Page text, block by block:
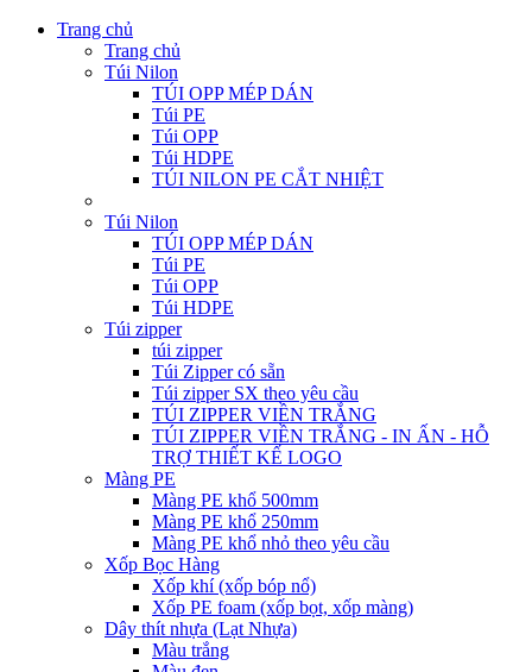
Trang chủ
Trang chủ
Túi Nilon
TÚI OPP MÉP DÁN
Túi PE
Túi OPP
Túi HDPE
TÚI NILON PE CẮT NHIỆT
Túi Nilon
TÚI OPP MÉP DÁN
Túi PE
Túi OPP
Túi HDPE
Túi zipper
túi zipper
Túi Zipper có sẵn
Túi zipper SX theo yêu cầu
TÚI ZIPPER VIỀN TRẮNG
TÚI ZIPPER VIỀN TRẮNG - IN ẤN - HỖ
TRỢ THIẾT KẾ LOGO
Màng PE
Màng PE khổ 500mm
Màng PE khổ 250mm
Màng PE khổ nhỏ theo yêu cầu
Xốp Bọc Hàng
Xốp khí (xốp bóp nổ)
Xốp PE foam (xốp bọt, xốp màng)
Dây thít nhựa (Lạt Nhựa)
Màu trắng